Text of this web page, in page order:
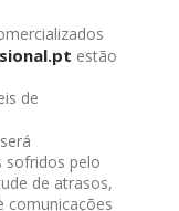
estão
de
sofridos pelo
de atrasos,
comunicações